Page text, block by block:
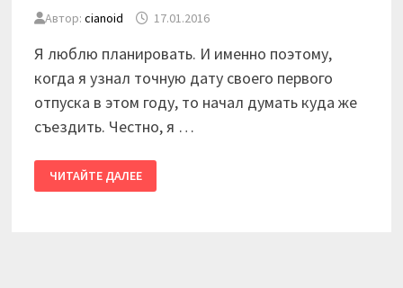
Автор: cianoid 17.01.2016
Я люблю планировать. И именно поэтому,
когда я узнал точную дату своего первого
отпуска в этом году, то начал думать куда же
съездить. Честно, я …
ПОДГОТОВКА
К
ПОЕЗДКЕ
ЧИТАЙТЕ ДАЛЕЕ